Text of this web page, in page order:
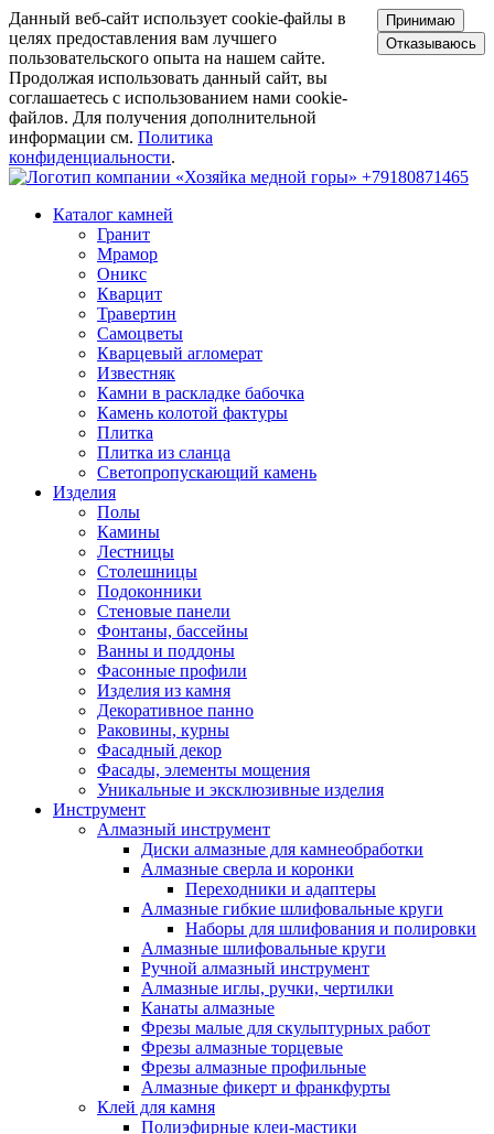
Данный веб-сайт использует cookie-файлы в
целях предоставления вам лучшего
пользовательского опыта на нашем сайте.
Продолжая использовать данный сайт, вы
соглашаетесь с использованием нами cookie-
файлов. Для получения дополнительной
информации см. Политика
конфиденциальности.
Принимаю
Отказываюсь
+79180871465
Каталог камней
Гранит
Мрамор
Оникс
Кварцит
Травертин
Самоцветы
Кварцевый агломерат
Известняк
Камни в раскладке бабочка
Камень колотой фактуры
Плитка
Плитка из сланца
Светопропускающий камень
Изделия
Полы
Камины
Лестницы
Столешницы
Подоконники
Стеновые панели
Фонтаны, бассейны
Ванны и поддоны
Фасонные профили
Изделия из камня
Декоративное панно
Раковины, курны
Фасадный декор
Фасады, элементы мощения
Уникальные и эксклюзивные изделия
Инструмент
Алмазный инструмент
Диски алмазные для камнеобработки
Алмазные сверла и коронки
Переходники и адаптеры
Алмазные гибкие шлифовальные круги
Наборы для шлифования и полировки
Алмазные шлифовальные круги
Ручной алмазный инструмент
Алмазные иглы, ручки, чертилки
Канаты алмазные
Фрезы малые для скульптурных работ
Фрезы алмазные торцевые
Фрезы алмазные профильные
Алмазные фикерт и франкфурты
Клей для камня
Полиэфирные клеи-мастики